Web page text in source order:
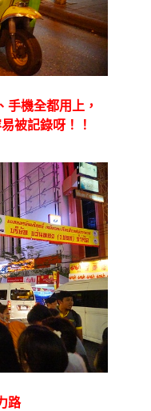
手機全都用上，
被記錄呀！！
路